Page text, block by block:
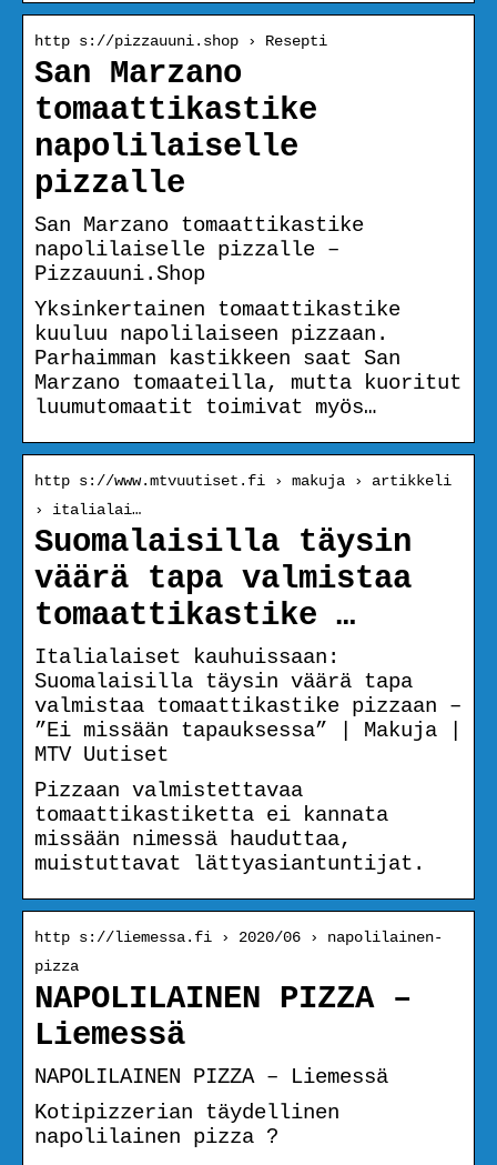
http s://pizzauuni.shop › Resepti
San Marzano
tomaattikastike
napolilaiselle
pizzalle
San Marzano tomaattikastike
napolilaiselle pizzalle –
Pizzauuni.Shop
Yksinkertainen tomaattikastike
kuuluu napolilaiseen pizzaan.
Parhaimman kastikkeen saat San
Marzano tomaateilla, mutta kuoritut
luumutomaatit toimivat myös…
http s://www.mtvuutiset.fi › makuja › artikkeli
› italialai…
Suomalaisilla täysin
väärä tapa valmistaa
tomaattikastike …
Italialaiset kauhuissaan:
Suomalaisilla täysin väärä tapa
valmistaa tomaattikastike pizzaan –
”Ei missään tapauksessa” | Makuja |
MTV Uutiset
Pizzaan valmistettavaa
tomaattikastiketta ei kannata
missään nimessä hauduttaa,
muistuttavat lättyasiantuntijat.
http s://liemessa.fi › 2020/06 › napolilainen-
pizza
NAPOLILAINEN PIZZA –
Liemessä
NAPOLILAINEN PIZZA – Liemessä
Kotipizzerian täydellinen
napolilainen pizza ?